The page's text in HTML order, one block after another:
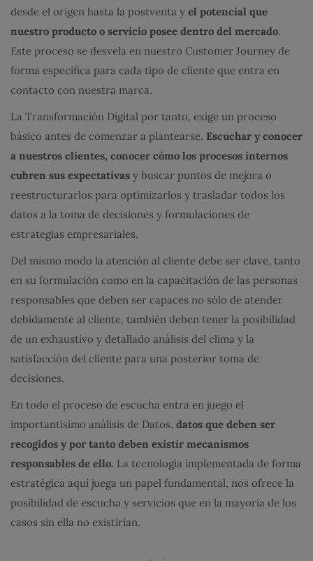
desde el origen hasta la postventa y el potencial que
nuestro producto o servicio posee dentro del mercado.
Este proceso se desvela en nuestro Customer Journey de
forma especifica para cada tipo de cliente que entra en
contacto con nuestra marca.
La Transformación Digital por tanto, exige un proceso
básico antes de comenzar a plantearse. Escuchar y conocer
a nuestros clientes, conocer cómo los procesos internos
cubren sus expectativas y buscar puntos de mejora o
reestructurarlos para optimizarlos y trasladar todos los
datos a la toma de decisiones y formulaciones de
estrategias empresariales.
Del mismo modo la atención al cliente debe ser clave, tanto
en su formulación como en la capacitación de las personas
responsables que deben ser capaces no sólo de atender
debidamente al cliente, también deben tener la posibilidad
de un exhaustivo y detallado análisis del clima y la
satisfacción del cliente para una posterior toma de
decisiones.
En todo el proceso de escucha entra en juego el
importantísimo análisis de Datos, datos que deben ser
recogidos y por tanto deben existir mecanismos
responsables de ello. La tecnología implementada de forma
estratégica aquí juega un papel fundamental, nos ofrece la
posibilidad de escucha y servicios que en la mayoría de los
casos sin ella no existirían.